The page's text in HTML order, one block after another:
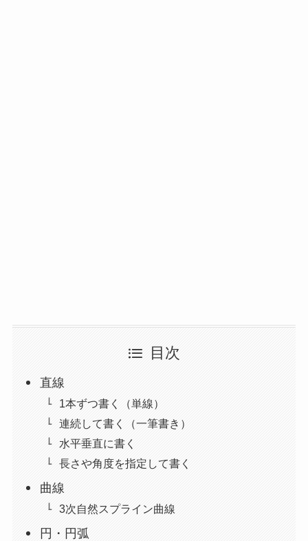
目次
直線
1本ずつ書く（単線）
連続して書く（一筆書き）
水平垂直に書く
長さや角度を指定して書く
曲線
3次自然スプライン曲線
円・円弧